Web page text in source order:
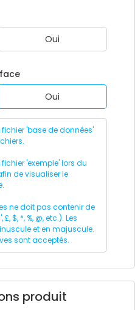
Oui
Oui
'base de données'
'exemple' lors du
de visualiser le
ne doit pas contenir de
$, *, %, @, etc.). Les
et en majuscule.
sont acceptés.
produit